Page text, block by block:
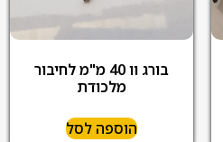
בורג וו 40 מ"מ לחיבור
מלכודת
הוספה לסל